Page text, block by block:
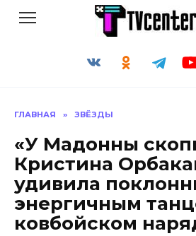
ГЛАВНАЯ » ЗВЁЗДЫ
«У Мадонны
Кристина
удивила
энергичным
ковбойском